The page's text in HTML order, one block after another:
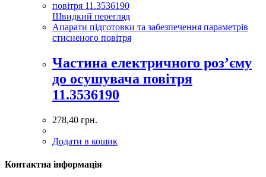
Швидкий перегляд
Апарати підготовки та забезпечення параметрів
стисненого повітря
Частина електричного роз’єму
до осушувача повітря
11.3536190
278,40 грн.
Додати в кошик
Контактна інформація